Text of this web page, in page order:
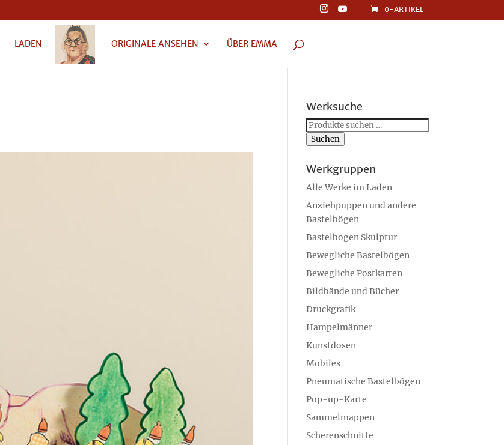
0-ARTIKEL
LADEN ORIGINALE ANSEHEN ÜBER EMMA
Werksuche
Suchen
nach:
Suchen
Werkgruppen
Alle Werke im Laden
Anziehpuppen und andere
Bastelbögen
Bastelbogen Skulptur
Bewegliche Bastelbögen
Bewegliche Postkarten
Bildbände und Bücher
Druckgrafik
Hampelmänner
Kunstdosen
Mobiles
Pneumatische Bastelbögen
Pop-up-Karte
Sammelmappen
Scherenschnitte